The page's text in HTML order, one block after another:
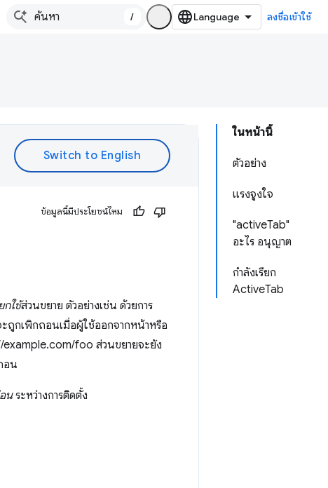
/ ลงชื่อเข้าใช้
ในหน้านี้
ตัวอย่าง
แรงจูงใจ
"activeTab"
อะไร อนุญาต
กำลังเรียก
ActiveTab
ข้อมูลนี้มีประโยชน์ไหม
กใช้ส่วนขยาย ตัวอย่างเช่น ด้วยการ
กเพิกถอนเมื่อผู้ใช้ออกจากหน้าหรือ
foo ส่วนขยายจะยัง
อน
นระหว่างการติดตั้ง